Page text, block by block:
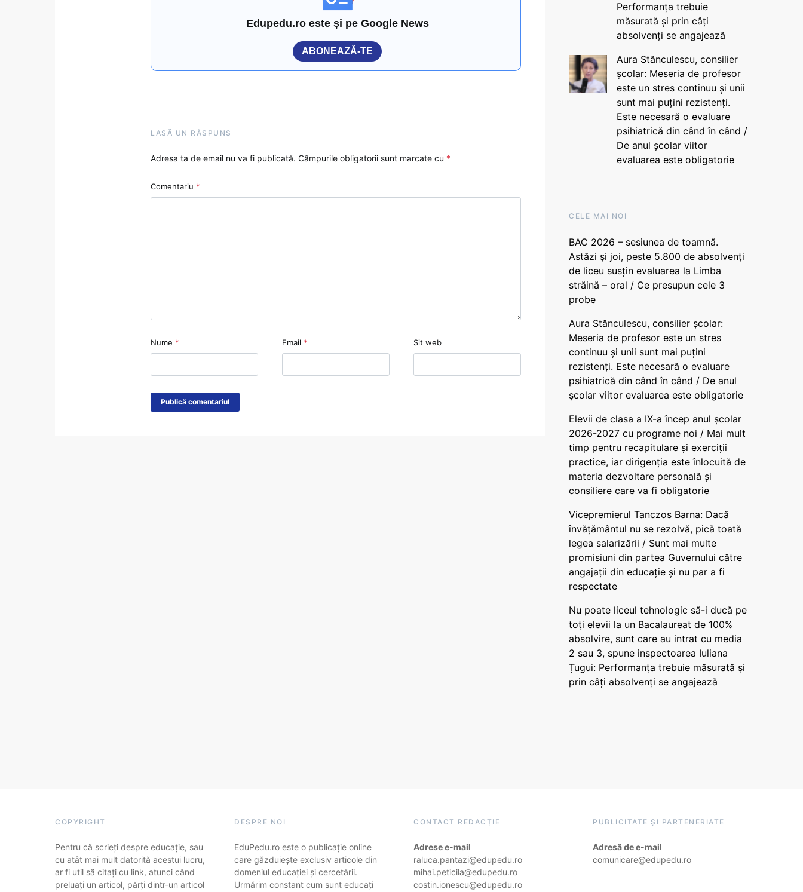
Edupedu.ro este și pe Google News
ABONEAZĂ-TE
LASĂ UN RĂSPUNS
Adresa ta de email nu va fi publicată. Câmpurile obligatorii sunt marcate cu *
Comentariu *
Nume * Email * Sit web
Performanța trebuie
măsurată și prin câți
absolvenți se angajează
Aura Stănculescu, consilier
școlar: Meseria de profesor
este un stres continuu și unii
sunt mai puțini rezistenți.
Este necesară o evaluare
psihiatrică din când în când /
De anul școlar viitor
evaluarea este obligatorie
CELE MAI NOI
BAC 2026 – sesiunea de toamnă.
Astăzi și joi, peste 5.800 de absolvenți
de liceu susțin evaluarea la Limba
străină – oral / Ce presupun cele 3
probe
Aura Stănculescu, consilier școlar:
Meseria de profesor este un stres
continuu și unii sunt mai puțini
rezistenți. Este necesară o evaluare
psihiatrică din când în când / De anul
școlar viitor evaluarea este obligatorie
Elevii de clasa a IX-a încep anul școlar
2026-2027 cu programe noi / Mai mult
timp pentru recapitulare și exerciții
practice, iar dirigenția este înlocuită de
materia dezvoltare personală și
consiliere care va fi obligatorie
Vicepremierul Tanczos Barna: Dacă
învățământul nu se rezolvă, pică toată
legea salarizării / Sunt mai multe
promisiuni din partea Guvernului către
angajații din educație și nu par a fi
respectate
Nu poate liceul tehnologic să-i ducă pe
toți elevii la un Bacalaureat de 100%
absolvire, sunt care au intrat cu media
2 sau 3, spune inspectoarea Iuliana
Țugui: Performanța trebuie măsurată și
prin câți absolvenți se angajează
COPYRIGHT
Pentru că scrieți despre educație, sau
cu atât mai mult datorită acestui lucru,
ar fi util să citați cu link, atunci când
preluați un articol, părți dintr-un articol
DESPRE NOI
EduPedu.ro este o publicație online
care găzduiește exclusiv articole din
domeniul educației și cercetării.
Urmărim constant cum sunt educați
CONTACT REDACȚIE
Adrese e-mail
raluca.pantazi@edupedu.ro
mihai.peticila@edupedu.ro
costin.ionescu@edupedu.ro
PUBLICITATE ȘI PARTENERIATE
Adresă de e-mail
comunicare@edupedu.ro